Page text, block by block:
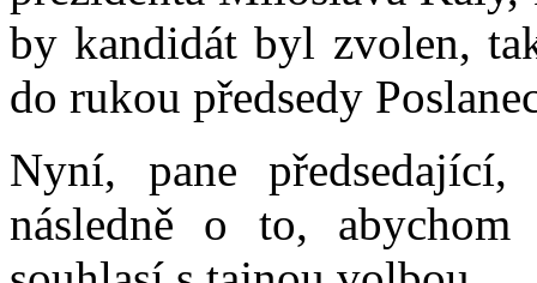
by kandidát byl zvolen,
do rukou předsedy
Nyní, pane
následně o to,